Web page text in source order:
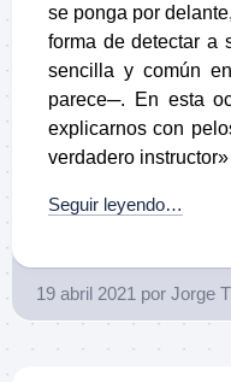
se ponga por
forma de detectar a
sencilla y común
parece─. En esta
explicarnos con
verdadero
Seguir leyendo…
19 abril 2021 por Jorge